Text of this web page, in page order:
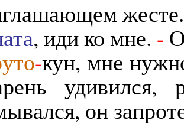
жесте.
, иди ко мне. -
-кун, мне
он